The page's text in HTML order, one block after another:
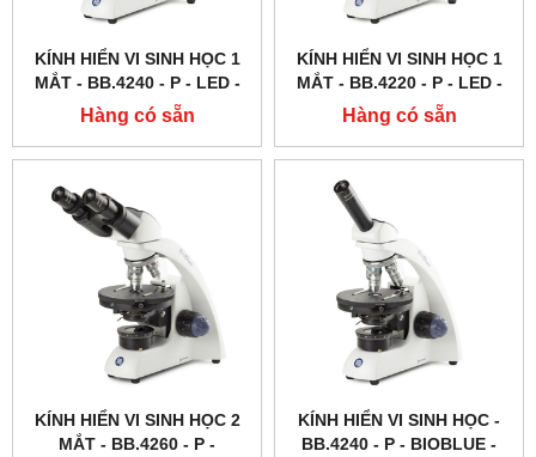
KÍNH HIỂN VI SINH HỌC 1
MẮT - BB.4240 ‑ P ‑ LED -
BIOBLUE - EUROMEX - HÀ
LAN
Hàng có sẵn
KÍNH HIỂN VI SINH HỌC 1
MẮT - BB.4220 ‑ P ‑ LED -
BIOBLUE - EUROMEX - HÀ
LAN
Hàng có sẵn
KÍNH HIỂN VI SINH HỌC 2
MẮT - BB.4260 ‑ P -
KÍNH HIỂN VI SINH HỌC -
BB.4240 ‑ P - BIOBLUE -